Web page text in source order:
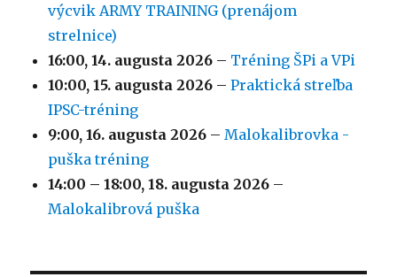
výcvik ARMY TRAINING (prenájom
strelnice)
16:00,14. augusta 2026 – Tréning ŠPi a VPi
10:00,15. augusta 2026 –Praktická streľba
IPSC-tréning
9:00,16. augusta 2026 –Malokalibrovka -
puška tréning
14:00 – 18:00,18. augusta 2026 –
Malokalibrová puška